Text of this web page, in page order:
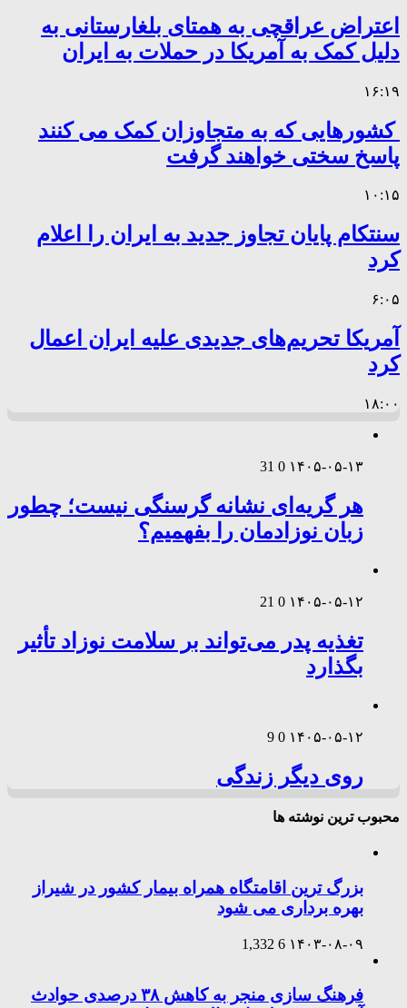
اعتراض عراقچی به همتای بلغارستانی به
دلیل کمک به آمریکا در حملات به ایران
۱۶:۱۹
کشورهایی که به متجاوزان کمک می کنند
پاسخ سختی خواهند گرفت
۱۰:۱۵
سنتکام پایان تجاوز جدید به ایران را اعلام
کرد
۶:۰۵
آمریکا تحریم‌های جدیدی علیه ایران اعمال
کرد
۱۸:۰۰
۱۴۰۵-۰۵-۱۳ 0
31
هر گریه‌ای نشانه گرسنگی نیست؛ چطور
زبان نوزادمان را بفهمیم؟
۱۴۰۵-۰۵-۱۲ 0
21
تغذیه پدر می‌تواند بر سلامت نوزاد تأثیر
بگذارد
۱۴۰۵-۰۵-۱۲ 0
9
روی دیگر زندگی
محبوب ترین نوشته ها
بزرگ ترین اقامتگاه همراه بیمار کشور در شیراز
بهره برداری می شود
۱۴۰۳-۰۸-۰۹ 6
1,332
فرهنگ سازی منجر به کاهش ۳۸ درصدی حوادث